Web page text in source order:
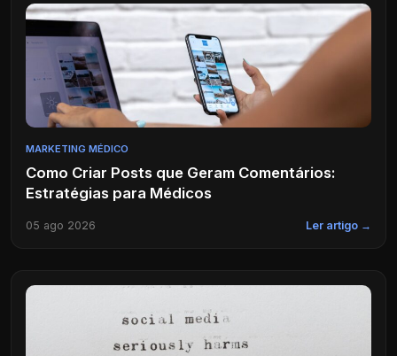
MARKETING MÉDICO
Como Criar Posts que Geram Comentários:
Estratégias para Médicos
05 ago 2026 Ler artigo →